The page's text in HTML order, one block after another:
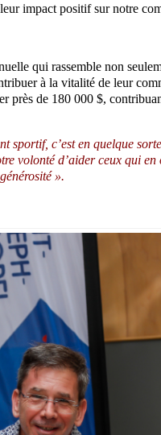
impact positif sur notre
qui rassemble non
à la vitalité de leur
près de 180 000 $,
sportif, c’est en quelque
volonté d’aider ceux qui en
».